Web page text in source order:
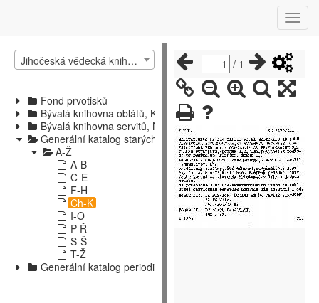
Jihočeská vědecká knihovna v Českých Budějovicích
Fond prvotisků
Bývalá knihovna oblátů, Kájov
Bývalá knihovna servitů, Nové Hrady
Generální katalog starých tisků
A-Ž
A-B
C-E
F-H
Ch-K
I-O
P-Ř
S-Š
T-Ž
Generální katalog periodik
/ 1